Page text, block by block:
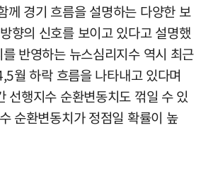
께 경기 흐름을 설명하는 다양한 보
향의 신호를 보이고 있다고 설명했
반영하는 뉴스심리지수 역시 최근
월 하락 흐름을 나타내고 있다며
선행지수 순환변동치도 꺾일 수 있
순환변동치가 정점일 확률이 높